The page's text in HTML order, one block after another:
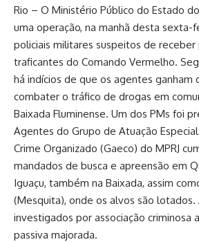
Rio – O Ministério Público do Estado
uma operação, na manhã desta sexta-
policiais militares suspeitos de receber
traficantes do Comando Vermelho.
há indícios de que os agentes ganham
combater o tráfico de drogas em
Baixada Fluminense. Um dos PMs foi
Agentes do Grupo de Atuação
Crime Organizado (Gaeco) do MPRJ
mandados de busca e apreensão em
Iguaçu, também na Baixada, assim
(Mesquita), onde os alvos são lotados.
investigados por associação criminosa
passiva majorada.